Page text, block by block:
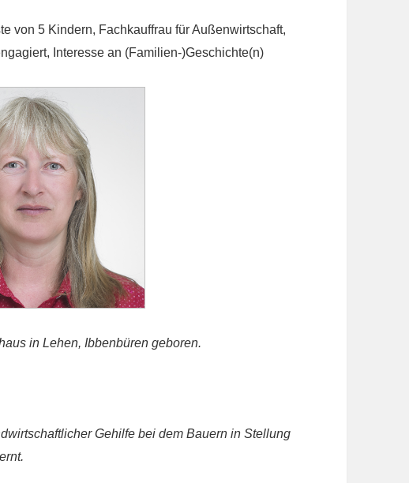
von 5 Kindern, Fachkauffrau für Außenwirtschaft,
Interesse an (Familien-)Geschichte(n)
in Lehen, Ibbenbüren geboren.
Gehilfe bei dem Bauern in Stellung